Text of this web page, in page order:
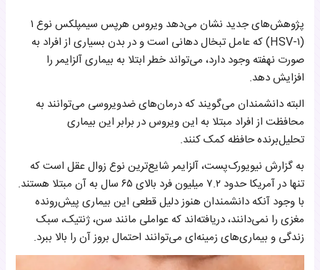
پژوهش‌های جدید نشان می‌دهد ویروس هرپس سیمپلکس نوع ۱
(HSV-۱) که عامل تبخال‌ دهانی است و در بدن بسیاری از افراد به
صورت نهفته وجود دارد، می‌تواند خطر ابتلا به بیماری آلزایمر را
افزایش دهد.
البته دانشمندان می‌گویند که درمان‌های ضدویروسی می‌توانند به
محافظت از افراد مبتلا به این ویروس در برابر این بیماری
تحلیل‌برنده حافظه کمک کنند.
به‌ گزارش نیویورک‌پست، آلزایمر شایع‌ترین نوع زوال عقل است که
تنها در آمریکا حدود ۷.۲ میلیون فرد بالای ۶۵ سال به آن مبتلا هستند.
با وجود آنکه دانشمندان هنوز دلیل قطعی این بیماری پیش‌رونده
مغزی را نمی‌دانند، دریافته‌اند که عواملی مانند سن، ژنتیک، سبک
زندگی و بیماری‌های زمینه‌ای می‌توانند احتمال بروز آن را بالا ببرد.